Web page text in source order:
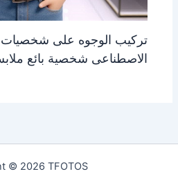
تركيب الوجوه على شخصيات
الاصطناعى شخصية بائع
© 2026 TFOTOS